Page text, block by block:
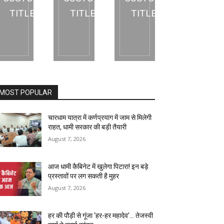
TITLE
TITLE
TITLE
POPULAR
चारधाम यात्रा में कर्णप्रयाग में जाम से मिलेगी
राहत, धामी सरकार की बड़ी तैयारी
August 7, 2026
आज धामी कैबिनेट में खुलेगा पिटारा! इन बड़े
प्रस्तावों पर लग सकती है मुहर
August 7, 2026
हर की पौड़ी से गूंजा ‘हर-हर महादेव’… तेजस्वी